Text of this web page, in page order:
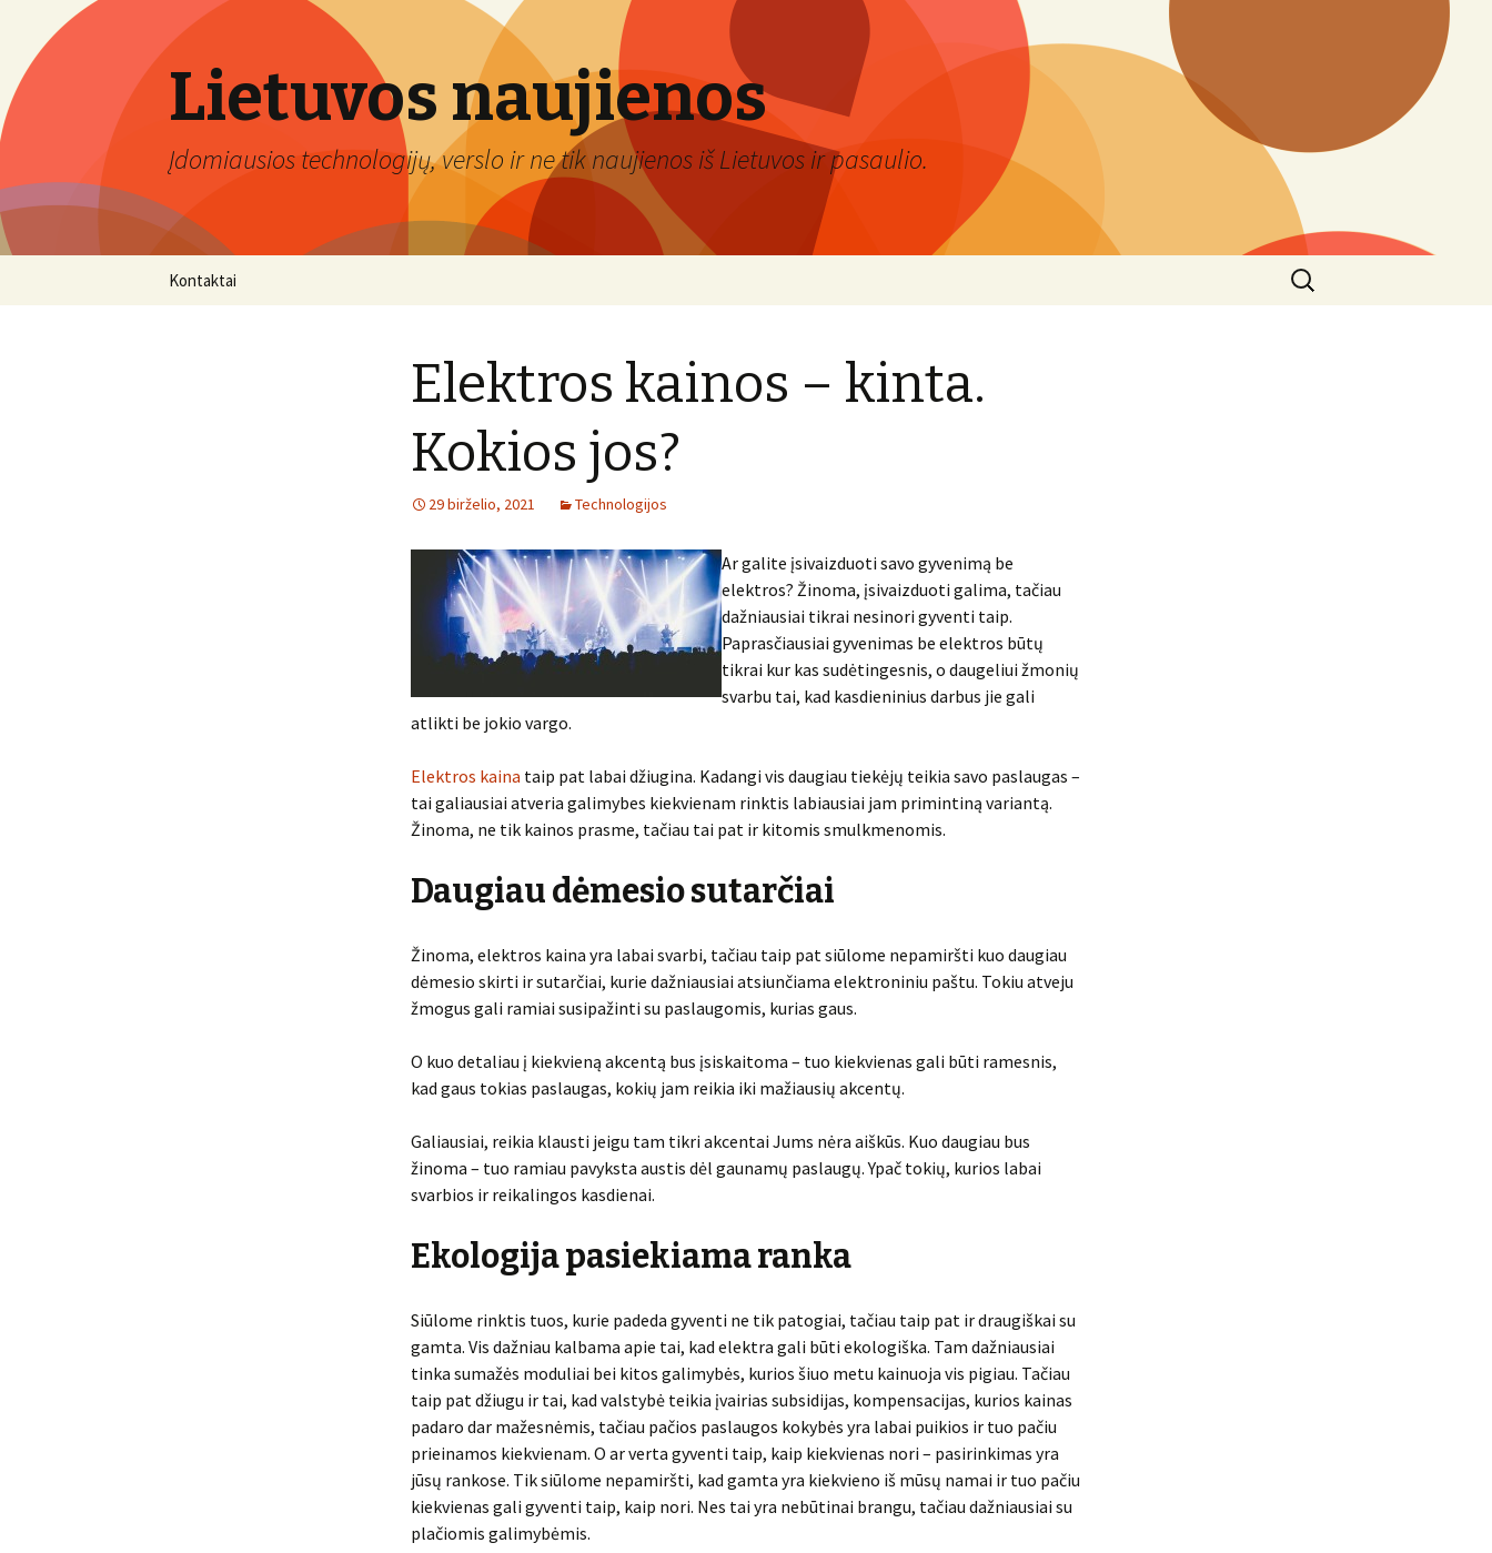
Lietuvos naujienos
Įdomiausios technologijų, verslo ir ne tik naujienos iš Lietuvos ir pasaulio.
Kontaktai
Ieškoti:
Elektros kainos – kinta.
Kokios jos?
29 birželio, 2021 Technologijos
Ar galite įsivaizduoti savo gyvenimą be
elektros? Žinoma, įsivaizduoti galima, tačiau
dažniausiai tikrai nesinori gyventi taip.
Paprasčiausiai gyvenimas be elektros būtų
tikrai kur kas sudėtingesnis, o daugeliui žmonių
svarbu tai, kad kasdieninius darbus jie gali
atlikti be jokio vargo.
Elektros kaina taip pat labai džiugina. Kadangi vis daugiau tiekėjų teikia savo paslaugas –
tai galiausiai atveria galimybes kiekvienam rinktis labiausiai jam primintiną variantą.
Žinoma, ne tik kainos prasme, tačiau tai pat ir kitomis smulkmenomis.
Daugiau dėmesio sutarčiai
Žinoma, elektros kaina yra labai svarbi, tačiau taip pat siūlome nepamiršti kuo daugiau
dėmesio skirti ir sutarčiai, kurie dažniausiai atsiunčiama elektroniniu paštu. Tokiu atveju
žmogus gali ramiai susipažinti su paslaugomis, kurias gaus.
O kuo detaliau į kiekvieną akcentą bus įsiskaitoma – tuo kiekvienas gali būti ramesnis,
kad gaus tokias paslaugas, kokių jam reikia iki mažiausių akcentų.
Galiausiai, reikia klausti jeigu tam tikri akcentai Jums nėra aiškūs. Kuo daugiau bus
žinoma – tuo ramiau pavyksta austis dėl gaunamų paslaugų. Ypač tokių, kurios labai
svarbios ir reikalingos kasdienai.
Ekologija pasiekiama ranka
Siūlome rinktis tuos, kurie padeda gyventi ne tik patogiai, tačiau taip pat ir draugiškai su
gamta. Vis dažniau kalbama apie tai, kad elektra gali būti ekologiška. Tam dažniausiai
tinka sumažės moduliai bei kitos galimybės, kurios šiuo metu kainuoja vis pigiau. Tačiau
taip pat džiugu ir tai, kad valstybė teikia įvairias subsidijas, kompensacijas, kurios kainas
padaro dar mažesnėmis, tačiau pačios paslaugos kokybės yra labai puikios ir tuo pačiu
prieinamos kiekvienam. O ar verta gyventi taip, kaip kiekvienas nori – pasirinkimas yra
jūsų rankose. Tik siūlome nepamiršti, kad gamta yra kiekvieno iš mūsų namai ir tuo pačiu
kiekvienas gali gyventi taip, kaip nori. Nes tai yra nebūtinai brangu, tačiau dažniausiai su
plačiomis galimybėmis.